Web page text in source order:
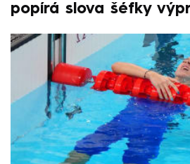
popírá slova šéfky